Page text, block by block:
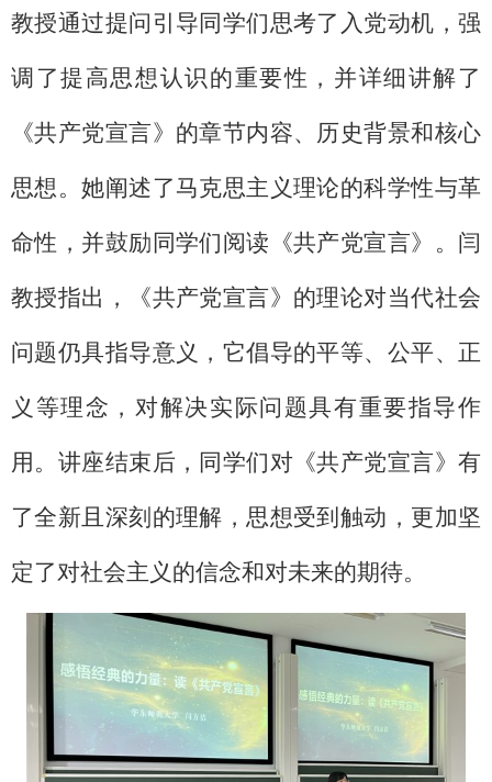
教授通过提问引导同学们思考了入党动机，强
调了提高思想认识的重要性，并详细讲解了
《共产党宣言》的章节内容、历史背景和核心
思想。她阐述了马克思主义理论的科学性与革
命性，并鼓励同学们阅读《共产党宣言》。闫
教授指出，《共产党宣言》的理论对当代社会
问题仍具指导意义，它倡导的平等、公平、正
义等理念，对解决实际问题具有重要指导作
用。讲座结束后，同学们对《共产党宣言》有
了全新且深刻的理解，思想受到触动，更加坚
定了对社会主义的信念和对未来的期待。